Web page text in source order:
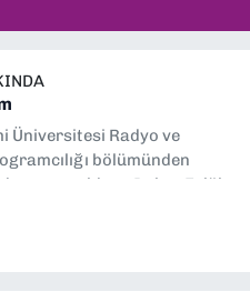
Üniversitesi Radyo ve
bölümünden
mezun oldum. Dokuz Eylül
de üstleniyorum.